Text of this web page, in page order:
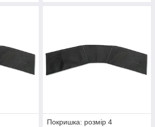
Покришка: розмір 4